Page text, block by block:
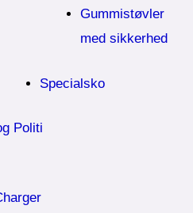
Gummistøvler
med sikkerhed
Specialsko
Politi